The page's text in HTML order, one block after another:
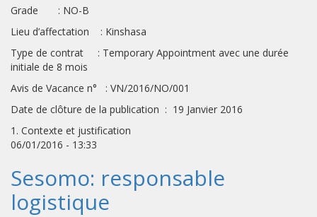
Grade : NO-B
Lieu d’affectation : Kinshasa
Type de contrat : Temporary Appointment avec une durée
initiale de 8 mois
Avis de Vacance n° : VN/2016/NO/001
Date de clôture de la publication : 19 Janvier 2016
1. Contexte et justification
06/01/2016 - 13:33
Sesomo: responsable
logistique